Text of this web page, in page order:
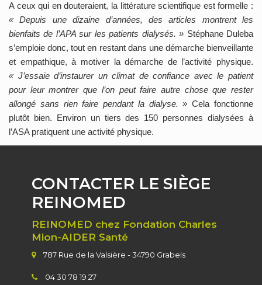
A ceux qui en douteraient, la littérature scientifique est formelle :
« Depuis une dizaine d’années, des articles montrent les
bienfaits de l’APA sur les patients dialysés. » Stéphane Duleba
s’emploie donc, tout en restant dans une démarche bienveillante
et empathique, à motiver la démarche de l’activité physique.
« J’essaie d’instaurer un climat de confiance avec le patient
pour leur montrer que l’on peut faire autre chose que rester
allongé sans rien faire pendant la dialyse. »Cela fonctionne
plutôt bien. Environ un tiers des 150 personnes dialysées à
l’ASA pratiquent une activité physique.
CONTACTER LE SIÈGE
REINOMED
REINOMED chez Fondation Charles
Mion-AIDER Santé
787 Rue de la Valsière - 34790 Grabels
04 30 78 19 27